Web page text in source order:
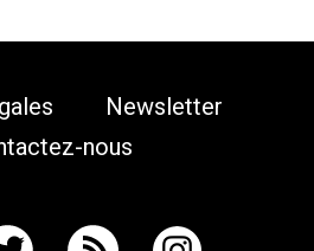
Newsletter
nous